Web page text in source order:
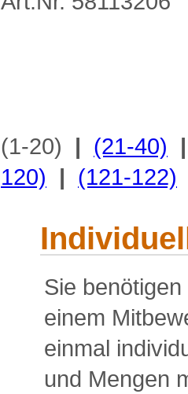
(1-20) | (21-40)
|
120)
| (121-122)
Sie
einem
einmal
und Mengen